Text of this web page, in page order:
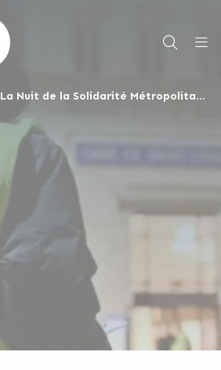
La Nuit de la Solidarité Métropolitaine revient le 23 janvier !